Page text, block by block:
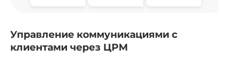
Управление коммуникациями с
клиентами через ЦРМ